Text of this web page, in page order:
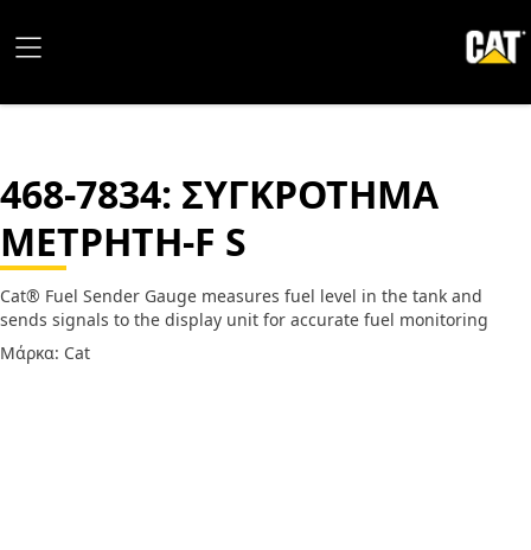
468-7834: ΣΥΓΚΡΟΤΗΜΑ
ΜΕΤΡΗΤΗ-F S
Cat® Fuel Sender Gauge measures fuel level in the tank and
sends signals to the display unit for accurate fuel monitoring
Μάρκα: Cat